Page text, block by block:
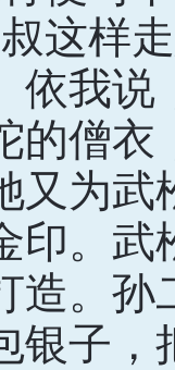
这样
依我
的僧
又为
印。
造。孙
银子